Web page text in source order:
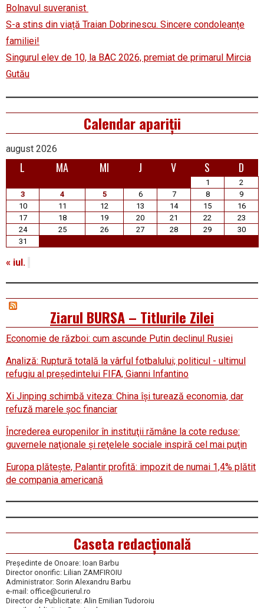
Bolnavul suveranist
S-a stins din viață Traian Dobrinescu. Sincere condoleanțe
familiei!
Singurul elev de 10, la BAC 2026, premiat de primarul Mircia
Gutău
Calendar apariții
august 2026
L MA MI J V S D
1
2
3
4 5 6 7 8
9
10
11 12 13 14 15
16
17
18 19 20 21 22
23
24
25 26 27 28 29
30
31
« iul.
Ziarul BURSA – Titlurile Zilei
Economie de război: cum ascunde Putin declinul Rusiei
Analiză: Ruptură totală la vârful fotbalului; politicul - ultimul
refugiu al preşedintelui FIFA, Gianni Infantino
Xi Jinping schimbă viteza: China îşi turează economia, dar
refuză marele şoc financiar
Încrederea europenilor în instituţii rămâne la cote reduse:
guvernele naţionale şi reţelele sociale inspiră cel mai puţin
Europa plăteşte, Palantir profită: impozit de numai 1,4% plătit
de compania americană
Caseta redacțională
Președinte de Onoare: Ioan Barbu
Director onorific: Lilian ZAMFIROIU
Administrator: Sorin Alexandru Barbu
e-mail: office@curierul.ro
Director de Publicitate: Alin Emilian Tudoroiu